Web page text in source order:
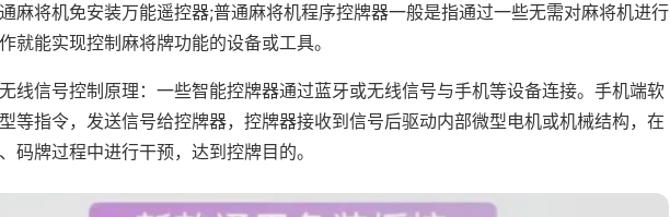
麻将机免安装万能遥控器;普通麻将机程序控牌器一般是指通过一些无需对麻将机进行
就能实现控制麻将牌功能的设备或工具。
线信号控制原理：一些智能控牌器通过蓝牙或无线信号与手机等设备连接。手机端软
等指令，发送信号给控牌器，控牌器接收到信号后驱动内部微型电机或机械结构，在
码牌过程中进行干预，达到控牌目的。